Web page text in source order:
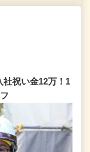
社祝い金12万！1